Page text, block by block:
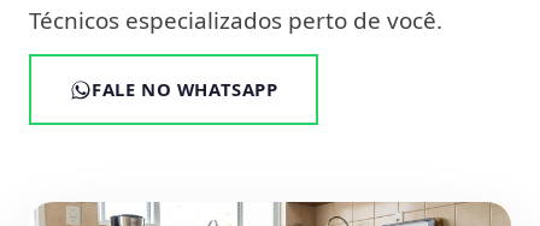
Técnicos especializados perto de você.
FALE NO WHATSAPP